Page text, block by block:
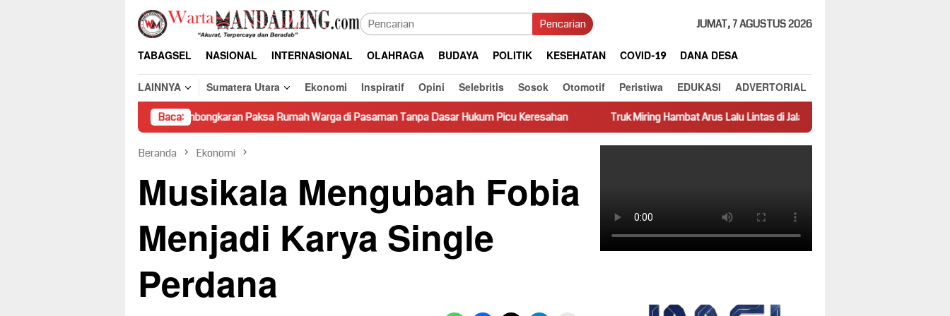
Loncat
konten
Pencarian JUMAT, 7 AGUSTUS 2026
TABAGSEL NASIONAL INTERNASIONAL OLAHRAGA BUDAYA POLITIK KESEHATAN COVID-19
DANA DESA
LAINNYA
Sumatera Utara Ekonomi Inspiratif Opini Selebritis Sosok Otomotif Peristiwa EDUKASI ADVERTORIAL
Baca:
Pembongkaran Paksa Rumah Warga di Pasaman Tanpa Dasar Hukum Picu Keresahan Truk Miring Hambat Arus Lalu Lintas di Jalan Panti–Simpang Empat
Beranda Ekonomi
Musikala Mengubah Fobia
Menjadi Karya Single
Perdana